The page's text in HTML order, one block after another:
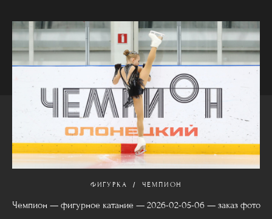
ФИГУРКА ЧЕМПИОН
Чемпион — фигурное катание — 2026-02-05-06 — заказ фото